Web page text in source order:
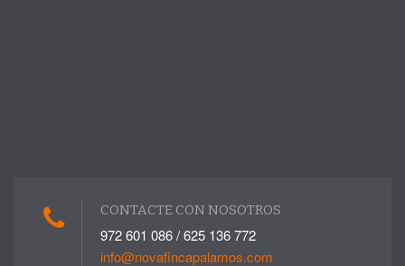
CONTACTE CON NOSOTROS
972 601 086 / 625 136 772
info@novafincapalamos.com